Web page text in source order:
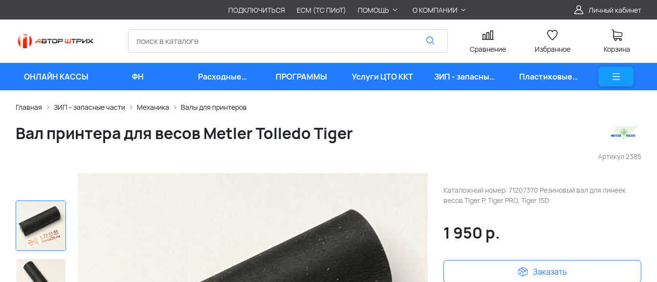
ПОДКЛЮЧИТЬСЯ ЕСМ (ТС ПИоТ) ПОМОЩЬ О КОМПАНИИ Личный кабинет
Сравнение Избранное Корзина
ОНЛАЙН КАССЫ ФН
Расходные
материалы
ПРОГРАММЫ Услуги ЦТО ККТ
ЗИП - запасные
части
Пластиковые
карты
Главная ЗИП - запасные части Механика Валы для принтеров
Артикул 2385
Вал принтера для весов Metler Tolledo Tiger
Каталожный номер: 71207370 Резиновый вал для линеек
весов Tiger P, Tiger PRO, Tiger 15D
1 950 р.
Заказать